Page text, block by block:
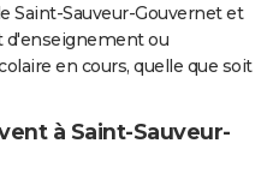
Saint-Sauveur-Gouvernet et
d'enseignement ou
en cours, quelle que soit
à Saint-Sauveur-